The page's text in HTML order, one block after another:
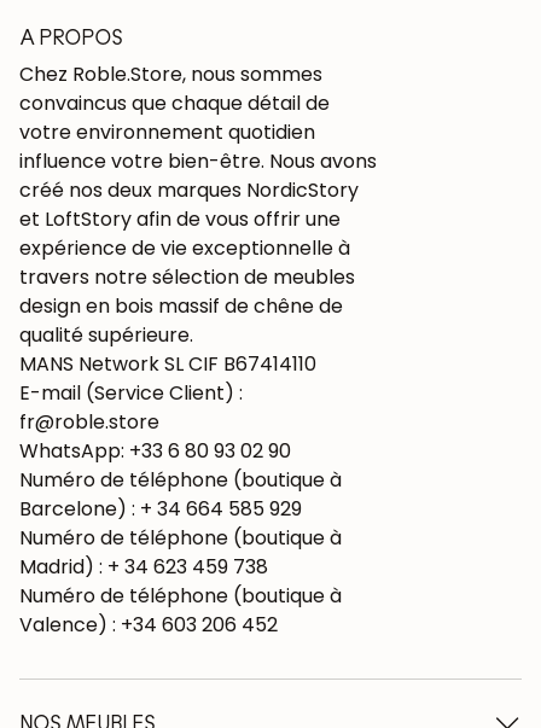
A PROPOS
Chez Roble.Store, nous sommes
convaincus que chaque détail de
votre environnement quotidien
influence votre bien-être. Nous avons
créé nos deux marques NordicStory
et LoftStory afin de vous offrir une
expérience de vie exceptionnelle à
travers notre sélection de meubles
design en bois massif de chêne de
qualité supérieure.
MANS Network SL CIF B67414110
E-mail (Service Client) :
fr@roble.store
WhatsApp: +33 6 80 93 02 90
Numéro de téléphone (boutique à
Barcelone) : + 34 664 585 929
Numéro de téléphone (boutique à
Madrid) : + 34 623 459 738
Numéro de téléphone (boutique à
Valence) : +34 603 206 452